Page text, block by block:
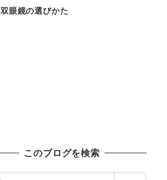
双眼鏡の選びかた
このブログを検索